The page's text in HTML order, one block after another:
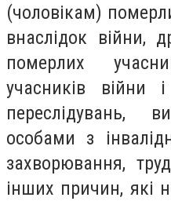
(чоловікам)
внаслідок війни,
померлих
учасників війни
переслідувань,
особами з
захворювання,
інших причин, які